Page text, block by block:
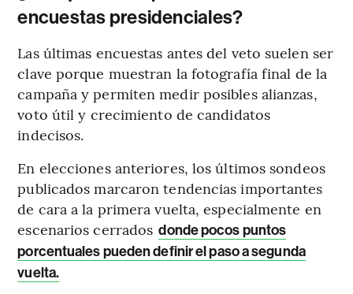
encuestas presidenciales?
Las últimas encuestas antes del veto suelen ser
clave porque muestran la fotografía final de la
campaña y permiten medir posibles alianzas,
voto útil y crecimiento de candidatos
indecisos.
En elecciones anteriores, los últimos sondeos
publicados marcaron tendencias importantes
de cara a la primera vuelta, especialmente en
escenarios cerrados donde pocos puntos
porcentuales pueden definir el paso a segunda
vuelta.